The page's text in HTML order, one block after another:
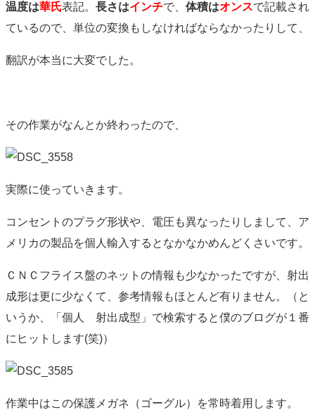
温度は華氏表記。 長さはインチで、 体積はオンスで記載され
ているので、単位の変換もしなければならなかったりして、
翻訳が本当に大変でした。
その作業がなんとか終わったので、
実際に使っていきます。
コンセントのプラグ形状や、電圧も異なったりしまして、ア
メリカの製品を個人輸入するとなかなかめんどくさいです。
ＣＮＣフライス盤のネットの情報も少なかったですが、射出
成形は更に少なくて、参考情報もほとんど有りません。（と
いうか、「個人 射出成型」で検索すると僕のブログが１番
にヒットします(笑)）
作業中はこの保護メガネ（ゴーグル）を常時着用します。